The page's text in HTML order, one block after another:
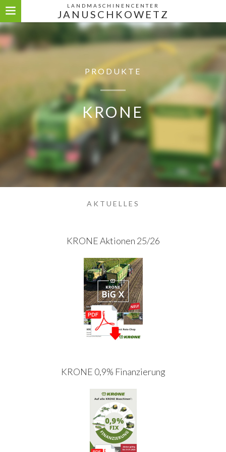
LANDMASCHINENCENTER
JANUSCHKOWETZ
PRODUKTE
KRONE
AKTUELLES
KRONE Aktionen 25/26
KRONE 0,9% Finanzierung